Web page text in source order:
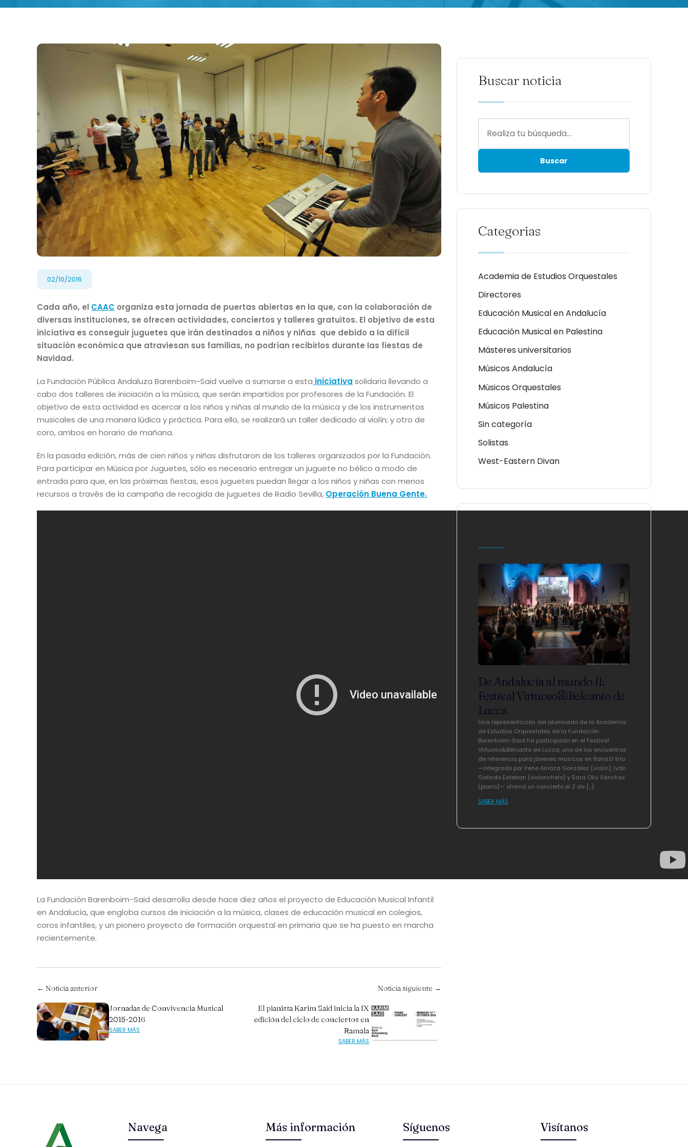
02/10/2016
Cada año, el CAAC organiza esta jornada de puertas abiertas en la que, con la colaboración de
diversas instituciones, se ofrecen actividades, conciertos y talleres gratuitos. El objetivo de esta
iniciativa es conseguir juguetes que irán destinados a niños y niñas que debido a la difícil
situación económica que atraviesan sus familias, no podrían recibirlos durante las fiestas de
Navidad.
La Fundación Pública Andaluza Barenboim-Said vuelve a sumarse a esta iniciativa solidaria llevando a
cabo dos talleres de iniciación a la música, que serán impartidos por profesores de la Fundación. El
objetivo de esta actividad es acercar a los niños y niñas al mundo de la música y de los instrumentos
musicales de una manera lúdica y práctica. Para ello, se realizará un taller dedicado al violín; y otro de
coro, ambos en horario de mañana.
En la pasada edición, más de cien niños y niñas disfrutaron de los talleres organizados por la Fundación.
Para participar en Música por Juguetes, sólo es necesario entregar un juguete no bélico a modo de
entrada para que, en las próximas fiestas, esos juguetes puedan llegar a los niños y niñas con menos
recursos a través de la campaña de recogida de juguetes de Radio Sevilla, Operación Buena Gente.
La Fundación Barenboim-Said desarrolla desde hace diez años el proyecto de Educación Musical Infantil
en Andalucía, que engloba cursos de iniciación a la música, clases de educación musical en colegios,
coros infantiles, y un pionero proyecto de formación orquestal en primaria que se ha puesto en marcha
recientemente.
← Noticia anterior
Jornadas de Convivencia Musical
2015-2016
SABER MÁS
Noticia siguiente →
El pianista Karim Said inicia la IX
edición del ciclo de conciertos en
Ramala
SABER MÁS
Buscar noticia
Categorias
Academia de Estudios Orquestales
Directores
Educación Musical en Andalucía
Educación Musical en Palestina
Másteres universitarios
Músicos Andalucía
Músicos Orquestales
Músicos Palestina
Sin categoría
Solistas
West-Eastern Divan
De Andalucía al mundo II:
Festival Virtuoso&Belcanto de
Lucca
Una representación del alumnado de la Academia
de Estudios Orquestales de la Fundación
Barenboim-Said ha participado en el Festival
Virtuoso&Belcanto de Lucca, uno de los encuentros
de referencia para jóvenes músicos en Italia.El trío
—integrado por Irene Arriaza González (violín), Iván
Galindo Esteban (violonchelo) y Sara Oliu Sánchez
(piano)— ofreció un concierto el 2 de […]
SABER MÁS
Navega Más información Síguenos Visítanos